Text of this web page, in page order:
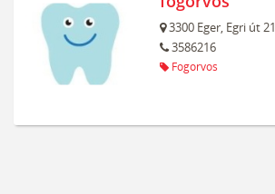
3300 Eger, Egri út 21
3586216
Fogorvos